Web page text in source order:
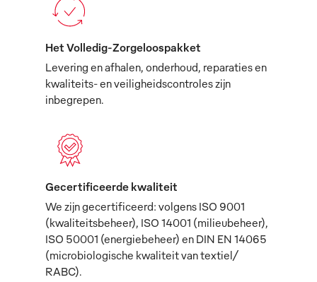
Het Volledig-Zorgeloospakket
Levering en afhalen, onderhoud, reparaties en
kwaliteits- en veiligheidscontroles zijn
inbegrepen.
Gecertificeerde kwaliteit
We zijn gecertificeerd: volgens ISO 9001
(kwaliteitsbeheer), ISO 14001 (milieubeheer),
ISO 50001 (energiebeheer) en DIN EN 14065
(microbiologische kwaliteit van textiel/
RABC).